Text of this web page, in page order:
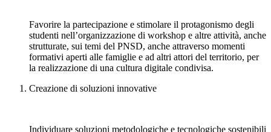
Favorire la partecipazione e stimolare il protagonismo degli
studenti nell’organizzazione di workshop e altre attività, anche
strutturate, sui temi del PNSD, anche attraverso momenti
formativi aperti alle famiglie e ad altri attori del territorio, per
la realizzazione di una cultura digitale condivisa.
Creazione di soluzioni innovative
Individuare soluzioni metodologiche e tecnologiche sostenibili